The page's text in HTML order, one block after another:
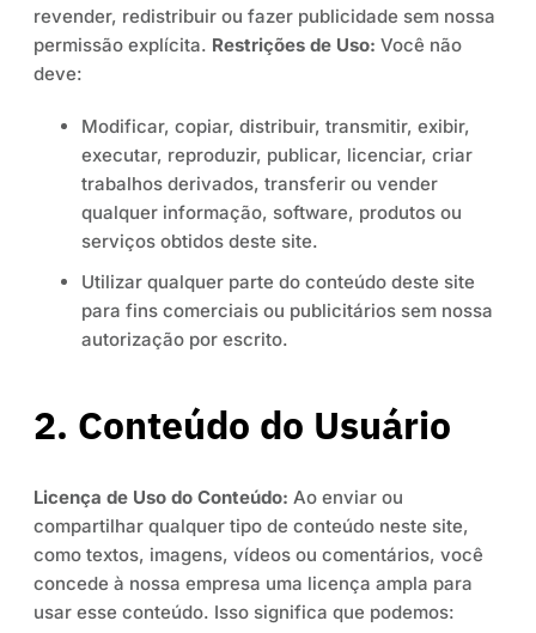
revender, redistribuir ou fazer publicidade sem nossa
permissão explícita. Restrições de Uso: Você não
deve:
Modificar, copiar, distribuir, transmitir, exibir,
executar, reproduzir, publicar, licenciar, criar
trabalhos derivados, transferir ou vender
qualquer informação, software, produtos ou
serviços obtidos deste site.
Utilizar qualquer parte do conteúdo deste site
para fins comerciais ou publicitários sem nossa
autorização por escrito.
2. Conteúdo do Usuário
Licença de Uso do Conteúdo: Ao enviar ou
compartilhar qualquer tipo de conteúdo neste site,
como textos, imagens, vídeos ou comentários, você
concede à nossa empresa uma licença ampla para
usar esse conteúdo. Isso significa que podemos: